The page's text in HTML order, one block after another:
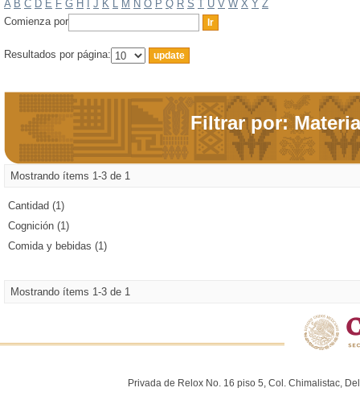
A B C D E F G H J K L M N O P Q R S T U V W X Y Z
Comienza por
Resultados por página:
Filtrar por: Materia
Mostrando ítems 1-3 de 1
Cantidad (1)
Cognición (1)
Comida y bebidas (1)
Mostrando ítems 1-3 de 1
Privada de Relox No. 16 piso 5, Col. Chimalistac,